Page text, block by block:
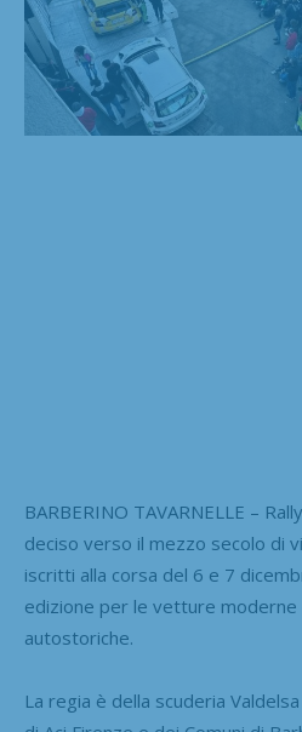
BARBERINO TAVARNELLE –
deciso verso il mezzo secolo di
iscritti alla corsa del 6 e 7
edizione per le vetture
autostoriche.
La regia è della scuderia